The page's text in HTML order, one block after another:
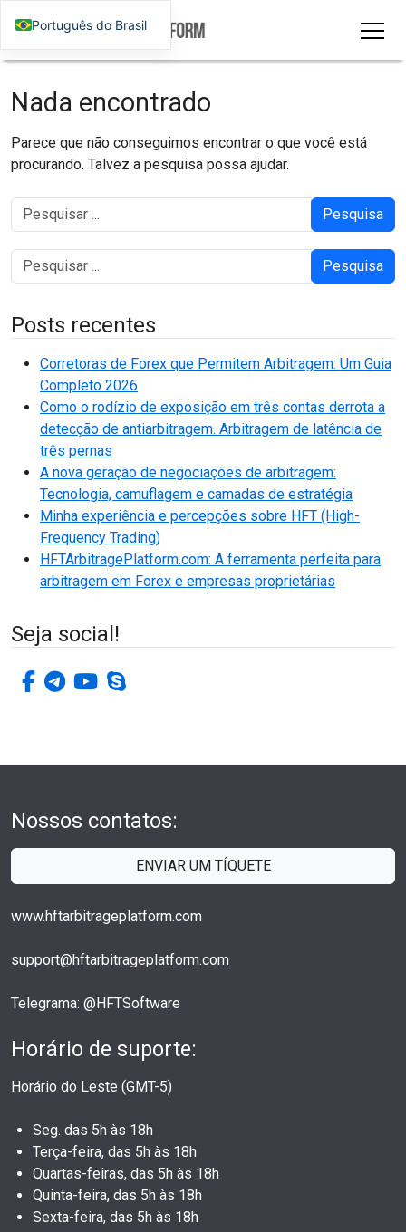
Nada encontrado
Parece que não conseguimos encontrar o que você está
procurando. Talvez a pesquisa possa ajudar.
Pesquisa
Pesquisa
Posts recentes
Corretoras de Forex que Permitem Arbitragem: Um Guia
Completo 2026
Como o rodízio de exposição em três contas derrota a
detecção de antiarbitragem. Arbitragem de latência de
três pernas
A nova geração de negociações de arbitragem:
Tecnologia, camuflagem e camadas de estratégia
Minha experiência e percepções sobre HFT (High-
Frequency Trading)
HFTArbitragePlatform.com: A ferramenta perfeita para
arbitragem em Forex e empresas proprietárias
Seja social!
facebook-f
telegrama
youtubeskype
Nossos contatos:
ENVIAR UM TÍQUETE
www.hftarbitrageplatform.com
support@hftarbitrageplatform.com
Telegrama: @HFTSoftware
Horário de suporte:
Horário do Leste (GMT-5)
Seg. das 5h às 18h
Terça-feira, das 5h às 18h
Quartas-feiras, das 5h às 18h
Quinta-feira, das 5h às 18h
Sexta-feira, das 5h às 18h
Português do Brasil